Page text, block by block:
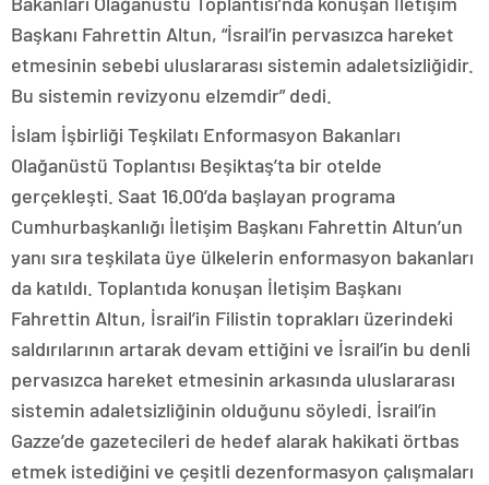
Başkanı Fahrettin Altun, “İsrail’in pervasızca hareket
etmesinin sebebi uluslararası sistemin adaletsizliğidir.
Bu sistemin revizyonu elzemdir” dedi.
İslam İşbirliği Teşkilatı Enformasyon Bakanları
Olağanüstü Toplantısı Beşiktaş’ta bir otelde
gerçekleşti. Saat 16.00’da başlayan programa
Cumhurbaşkanlığı İletişim Başkanı Fahrettin Altun’un
yanı sıra teşkilata üye ülkelerin enformasyon bakanları
da katıldı. Toplantıda konuşan İletişim Başkanı
Fahrettin Altun, İsrail’in Filistin toprakları üzerindeki
saldırılarının artarak devam ettiğini ve İsrail’in bu denli
pervasızca hareket etmesinin arkasında uluslararası
sistemin adaletsizliğinin olduğunu söyledi. İsrail’in
Gazze’de gazetecileri de hedef alarak hakikati örtbas
etmek istediğini ve çeşitli dezenformasyon çalışmaları